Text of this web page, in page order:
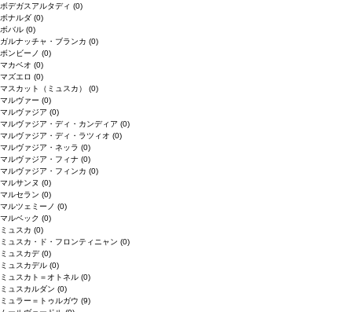
ボデガスアルタディ (0)
ボナルダ (0)
ボバル (0)
ガルナッチャ・ブランカ (0)
ボンビーノ (0)
マカベオ (0)
マズエロ (0)
マスカット（ミュスカ） (0)
マルヴァー (0)
マルヴァジア (0)
マルヴァジア・ディ・カンディア (0)
マルヴァジア・ディ・ラツィオ (0)
マルヴァジア・ネッラ (0)
マルヴァジア・フィナ (0)
マルヴァジア・フィンカ (0)
マルサンヌ (0)
マルセラン (0)
マルツェミーノ (0)
マルベック (0)
ミュスカ (0)
ミュスカ・ド・フロンティニャン (0)
ミュスカデ(0)
ミュスカデル (0)
ミュスカト＝オトネル (0)
ミュスカルダン (0)
ミュラー＝トゥルガウ (9)